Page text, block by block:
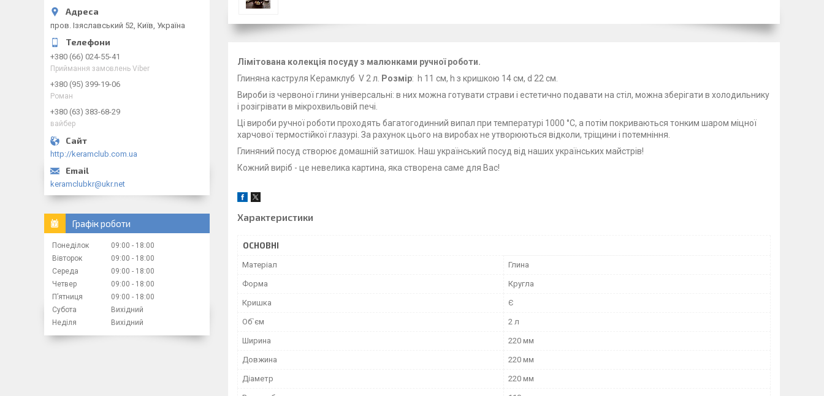
Лімітована колекція посуду з малюнками ручної роботи.
Глиняна каструля Керамклуб V 2 л.
Розмір: h 11 см, h з кришкою 14 см, d 22 см.
Вироби із червоної глини універсальні: в них можна готувати страви і естетично подавати на стіл, можна зберігати в холодильнику
і розігрівати в мікрохвильовій печі.
Ці вироби ручної роботи проходять багатогодинний випал при температурі 1000 °С, а потім покриваються тонким шаром міцної
харчової термостійкої глазурі. За рахунок цього на виробах не утворюються відколи, тріщини і потемніння.
Глиняний посуд створює домашній затишок. Наш український посуд від наших українських майстрів!
Кожний виріб - це невелика картина, яка створена саме для Вас!
Характеристики
ОСНОВНІ
Матеріал Глина
Форма Кругла
Кришка Є
Об`єм 2 л
Ширина 220 мм
Довжина 220 мм
Діаметр 220 мм
пров. Ізяславський 52, Київ, Україна
+380 (66) 024-55-41
Приймання замовлень Viber
+380 (95) 399-19-06
Роман
+380 (63) 383-68-29
вайбер
http://keramclub.com.ua
keramclubkr@ukr.net
Графік роботи
Понеділок 09:00
18:00
Вівторок
09:00
18:00
Середа
09:00
18:00
Четвер
09:00
18:00
Пʼятниця
09:00
18:00
Субота
Вихідний
Неділя
Вихідний